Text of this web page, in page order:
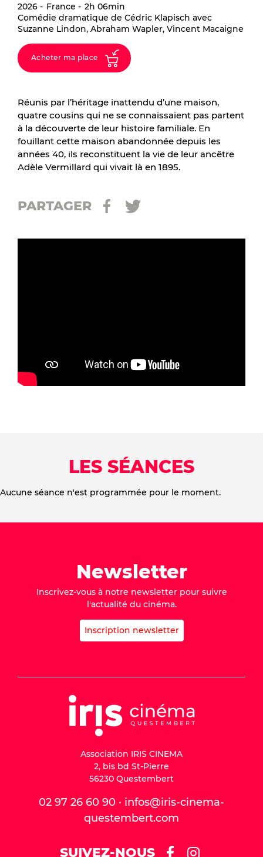
2026 France
2h 06min
Comédie dramatique de Cédric Klapisch avec
Suzanne Lindon, Abraham Wapler, Vincent Macaigne
Acheter ma place
Réunis par l’héritage inattendu d’une maison,
quatre cousins qui ne se connaissaient pas partent
à la découverte de leur histoire familiale. En
fouillant cette maison abandonnée depuis les
années 40, ils reconstituent la vie de leur ancêtre
Adèle Vermillard qui vivait là en 1895.
PARTAGER
LES SÉANCES
Aucune séance n'est programmée pour le moment.
Newsletter
Inscrivez-vous à notre newsletter pour suivre
l'actualité du cinéma.
Inscription newsletter
Association IRIS CINEMA
2, bis bd St-Pierre
56230 Questembert
02 97 26 60 90 · infos@iris-cinema-
questembert.com
SUIVEZ-NOUS